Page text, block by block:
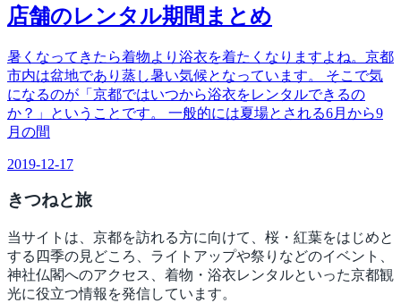
店舗のレンタル期間まとめ
暑くなってきたら着物より浴衣を着たくなりますよね。京都
市内は盆地であり蒸し暑い気候となっています。 そこで気
になるのが「京都ではいつから浴衣をレンタルできるの
か？」ということです。 一般的には夏場とされる6月から9
月の間
2019-12-17
きつねと旅
当サイトは、京都を訪れる方に向けて、桜・紅葉をはじめと
する四季の見どころ、ライトアップや祭りなどのイベント、
神社仏閣へのアクセス、着物・浴衣レンタルといった京都観
光に役立つ情報を発信しています。